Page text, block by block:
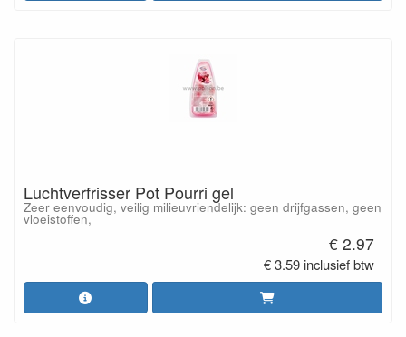
Luchtverfrisser Pot Pourri gel
Zeer eenvoudig, veilig milieuvriendelijk: geen drijfgassen, geen
vloeistoffen,
€ 2.97
€ 3.59 inclusief btw